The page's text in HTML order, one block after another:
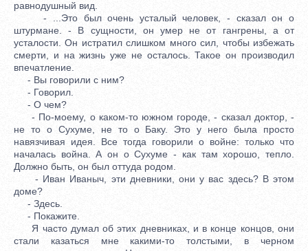
равнодушный вид.
- ...Это был очень усталый человек, - сказал он о
штурмане. - В сущности, он умер не от гангрены, а от
усталости. Он истратил слишком много сил, чтобы избежать
смерти, и на жизнь уже не осталось. Такое он производил
впечатление.
- Вы говорили с ним?
- Говорил.
- О чем?
- По-моему, о каком-то южном городе, - сказал доктор, -
не то о Сухуме, не то о Баку. Это у него была просто
навязчивая идея. Все тогда говорили о войне: только что
началась война. А он о Сухуме - как там хорошо, тепло.
Должно быть, он был оттуда родом.
- Иван Иваныч, эти дневники, они у вас здесь? В этом
доме?
- Здесь.
- Покажите.
Я часто думал об этих дневниках, и в конце концов, они
стали казаться мне какими-то толстыми, в черном